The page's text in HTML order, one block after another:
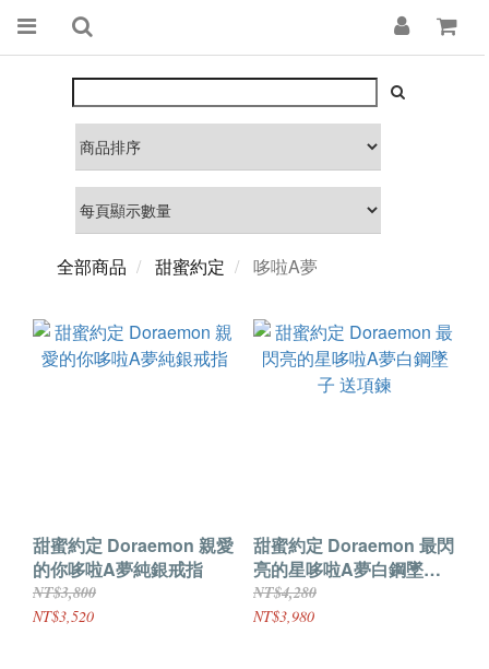
全部商品 甜蜜約定 哆啦A夢
甜蜜約定 Doraemon 親愛
的你哆啦A夢純銀戒指
NT$3,800
NT$3,520
甜蜜約定 Doraemon 最閃
亮的星哆啦A夢白鋼墜子
送項鍊
NT$4,280
NT$3,980